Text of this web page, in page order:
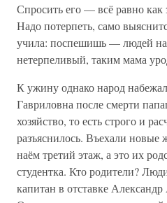
Спросить его — всё равно как
Надо потерпеть, само
учила: поспешишь — людей
нетерпеливый, таким мама
К ужину однако народ
Гавриловна после смерти
хозяйство, то есть строго и
разъяснилось. Въехали
наём третий этаж, а это их
студентка. Кто родители?
капитан в отставке